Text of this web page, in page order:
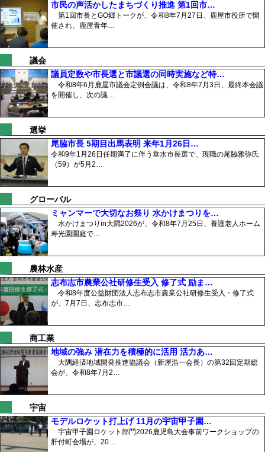
市民の声活かしたまちづくり推進 第1回市…
第1回市長とGO郷トークが、令和8年7月27日、鹿屋市役所で開
催され、鹿屋青年…
議会
議員定数や市長選と市議選の同時実施など特…
令和8年6月鹿屋市議会定例会議は、令和8年7月3日、最終本会議
を開催し、次の議…
選挙
尾脇市長 5期目出馬表明 来年1月26日…
令和9年1月26日任期満了に伴う垂水市長選で、現職の尾脇雅弥氏
（59）が5月2…
グローバル
ミャンマーで大切なお祭り 水かけまつりを…
水かけまつりin大隅2026が、令和8年7月25日、養護老人ホーム
寿光園園庭で…
農林水産
志布志市農業公社研修生受入 修了式 励ま…
令和8年度公益財団法人志布志市農業公社研修生受入・修了式
が、7月7日、志布志市…
商工業
地域の強み 潜在力を積極的に活用 活力あ…
大隅経済地域開発推進協議会（新屋浩一会長）の第32回定期総
会が、令和8年7月2…
宇宙
モデルロケット打上げ 11月の宇宙甲子園…
宇宙甲子園ロケット部門2026鹿児島大会事前ワークショップの
肝付町会場が、20…